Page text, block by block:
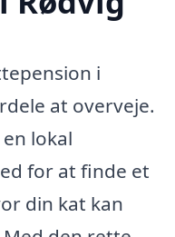
i
at overveje.
lokal
for at finde et
din kat kan